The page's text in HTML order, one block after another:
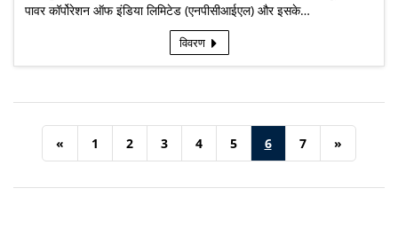
पावर कॉर्पोरेशन ऑफ इंडिया लिमिटेड (एनपीसीआईएल) और इसके…
विवरण
« 1 2 3 4 5 6 7 »